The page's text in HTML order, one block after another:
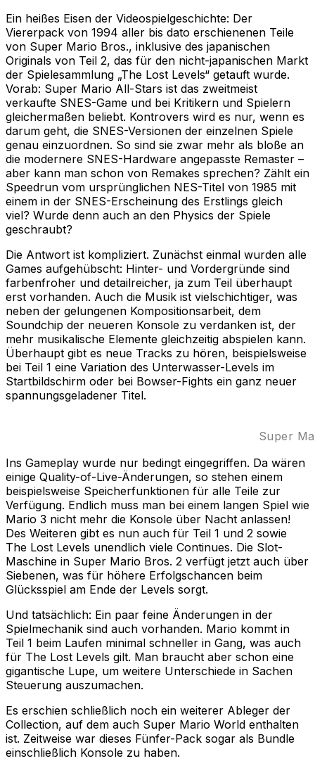
Ein heißes Eisen der Videospielgeschichte: Der
Viererpack von 1994 aller bis dato erschienenen Teile
von Super Mario Bros., inklusive des japanischen
Originals von Teil 2, das für den nicht-japanischen Markt
der Spielesammlung „The Lost Levels“ getauft wurde.
Vorab: Super Mario All-Stars ist das zweitmeist
verkaufte SNES-Game und bei Kritikern und Spielern
gleichermaßen beliebt. Kontrovers wird es nur, wenn es
darum geht, die SNES-Versionen der einzelnen Spiele
genau einzuordnen. So sind sie zwar mehr als bloße an
die modernere SNES-Hardware angepasste Remaster –
aber kann man schon von Remakes sprechen? Zählt ein
Speedrun vom ursprünglichen NES-Titel von 1985 mit
einem in der SNES-Erscheinung des Erstlings gleich
viel? Wurde denn auch an den Physics der Spiele
geschraubt?
Die Antwort ist kompliziert. Zunächst einmal wurden alle
Games aufgehübscht: Hinter- und Vordergründe sind
farbenfroher und detailreicher, ja zum Teil überhaupt
erst vorhanden. Auch die Musik ist vielschichtiger, was
neben der gelungenen Kompositionsarbeit, dem
Soundchip der neueren Konsole zu verdanken ist, der
mehr musikalische Elemente gleichzeitig abspielen kann.
Überhaupt gibt es neue Tracks zu hören, beispielsweise
bei Teil 1 eine Variation des Unterwasser-Levels im
Startbildschirm oder bei Bowser-Fights ein ganz neuer
spannungsgeladener Titel.
Super
Ins Gameplay wurde nur bedingt eingegriffen. Da wären
einige Quality-of-Live-Änderungen, so stehen einem
beispielsweise Speicherfunktionen für alle Teile zur
Verfügung. Endlich muss man bei einem langen Spiel wie
Mario 3 nicht mehr die Konsole über Nacht anlassen!
Des Weiteren gibt es nun auch für Teil 1 und 2 sowie
The Lost Levels unendlich viele Continues. Die Slot-
Maschine in Super Mario Bros. 2 verfügt jetzt auch über
Siebenen, was für höhere Erfolgschancen beim
Glücksspiel am Ende der Levels sorgt.
Und tatsächlich: Ein paar feine Änderungen in der
Spielmechanik sind auch vorhanden. Mario kommt in
Teil 1 beim Laufen minimal schneller in Gang, was auch
für The Lost Levels gilt. Man braucht aber schon eine
gigantische Lupe, um weitere Unterschiede in Sachen
Steuerung auszumachen.
Es erschien schließlich noch ein weiterer Ableger der
Collection, auf dem auch Super Mario World enthalten
ist. Zeitweise war dieses Fünfer-Pack sogar als Bundle
einschließlich Konsole zu haben.